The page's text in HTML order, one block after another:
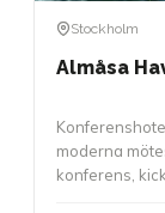
Stockholm
Almåsa
moderna
konferens,